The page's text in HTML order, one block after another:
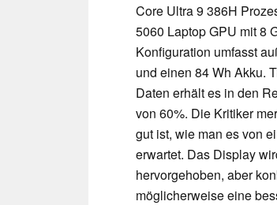
Core Ultra 9 386H
5060 Laptop GPU mit 8
Konfiguration umfasst
und einen 84 Wh Akku.
Daten erhält es in den
von 60%. Die Kritiker
gut ist, wie man es von
erwartet. Das Display
hervorgehoben, aber
möglicherweise eine